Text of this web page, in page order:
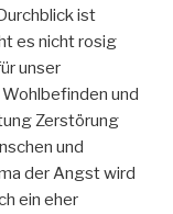
ist
es nicht rosig
unser
und
Zerstörung
und
der Angst wird
ein eher